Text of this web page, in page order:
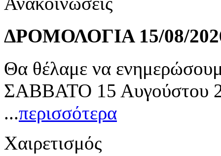
ΔΡΟΜΟΛΟΓΙΑ 15/08/
Θα θέλαμε να
ΣΑΒΒΑΤΟ 15 Αυγούστου
...περισσότερα
Χαιρετισμός